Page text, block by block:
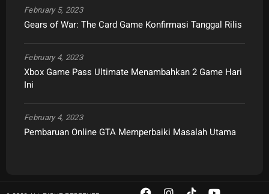
Gears of War: The Card Game Konfirmasi Tanggal Rilis
February 5, 2023
Xbox Game Pass Ultimate Menambahkan 2 Game Hari
Ini
February 4, 2023
Pembaruan Online GTA Memperbaiki Masalah Utama
February 4, 2023